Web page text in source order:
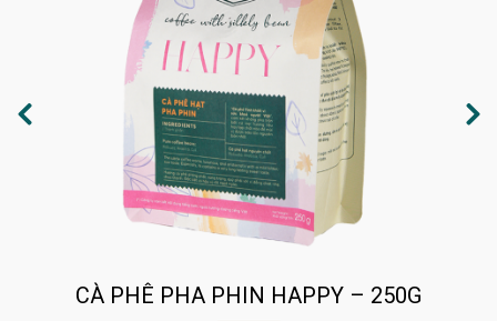
CÀ PHÊ PHA PHIN HAPPY – 250G